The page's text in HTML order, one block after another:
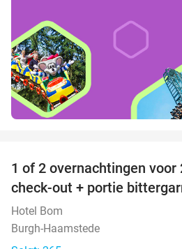
1 of 2 overnachtingen voor
check-out + portie
Hotel Bom
Burgh-Haamstede